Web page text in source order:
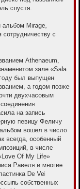
спустя.
альбом Mirage,
с
Athenaeum,
зале «Sala
был выпущен
а годом позже
двухчасовым
на запись
певицу Феличу
вошел в число
всегда, особенный
в числе
Of My Life»
Равеля и многие
De Vei
собственных